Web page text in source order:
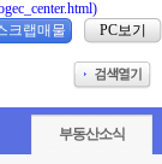
크랩매물 PC보기
부동산소식